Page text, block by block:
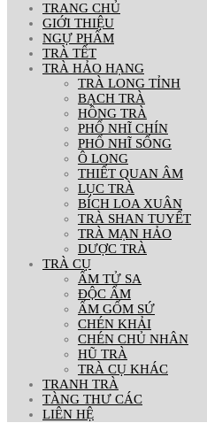
TRANG CHỦ
GIỚI THIỆU
NGỰ PHẨM
TRÀ TẾT
TRÀ HẢO HẠNG
TRÀ LONG TỈNH
BẠCH TRÀ
HỒNG TRÀ
PHỔ NHĨ CHÍN
PHỔ NHĨ SỐNG
Ô LONG
THIẾT QUAN ÂM
LỤC TRÀ
BÍCH LOA XUÂN
TRÀ SHAN TUYẾT
TRÀ MẠN HẢO
DƯỢC TRÀ
TRÀ CỤ
ẤM TỬ SA
ĐỘC ẨM
ẤM GỐM SỨ
CHÉN KHẢI
CHÉN CHỦ NHÂN
HŨ TRÀ
TRÀ CỤ KHÁC
TRANH TRÀ
TÀNG THƯ CÁC
LIÊN HỆ